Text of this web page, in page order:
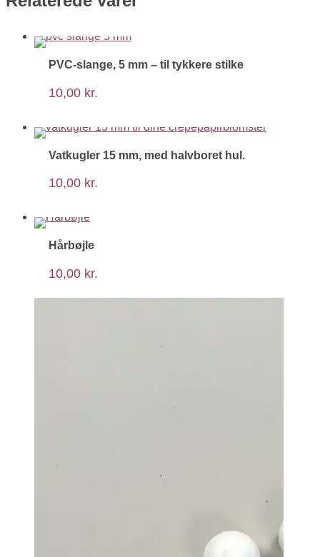
PVC-slange, 5 mm – til tykkere stilke
10,00 kr.
Vatkugler 15 mm, med halvboret hul.
10,00 kr.
Hårbøjle
10,00 kr.